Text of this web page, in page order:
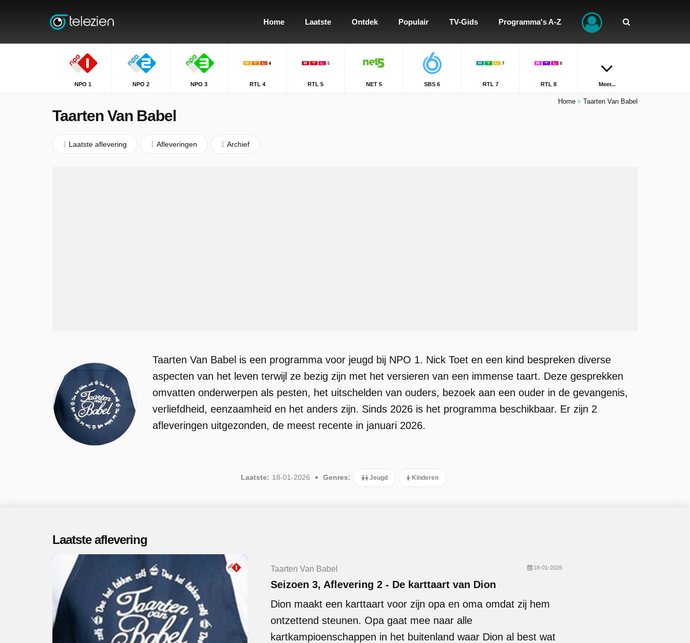
Home Laatste Ontdek Populair TV-Gids Programma's A-Z
NPO 1 NPO 2 NPO 3 RTL 4 RTL 5 NET 5 SBS 6 RTL 7 RTL 8 Meer...
Home Taarten Van Babel
Taarten Van Babel
Laatste aflevering Afleveringen Archief
Taarten Van Babel is een programma voor jeugd bij NPO 1. Nick Toet en een kind bespreken diverse
aspecten van het leven terwijl ze bezig zijn met het versieren van een immense taart. Deze gesprekken
omvatten onderwerpen als pesten, het uitschelden van ouders, bezoek aan een ouder in de gevangenis,
verliefdheid, eenzaamheid en het anders zijn. Sinds 2026 is het programma beschikbaar. Er zijn 2
afleveringen uitgezonden, de meest recente in januari 2026.
Laatste: 18-01-2026 Genres: Jeugd Kinderen
Laatste aflevering
Taarten Van Babel 18-01-2026
Seizoen 3, Aflevering 2 - De karttaart van Dion
Dion maakt een karttaart voor zijn opa en oma omdat zij hem
ontzettend steunen. Opa gaat mee naar alle
kartkampioenschappen in het buitenland waar Dion al best wat